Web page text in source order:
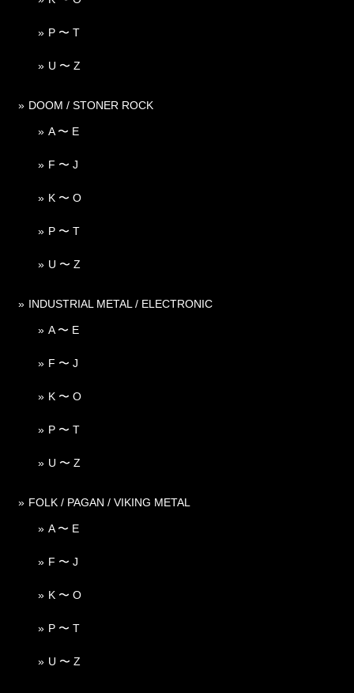
P 〜 T
U 〜 Z
DOOM / STONER ROCK
A 〜 E
F 〜 J
K 〜 O
P 〜 T
U 〜 Z
INDUSTRIAL METAL / ELECTRONIC
A 〜 E
F 〜 J
K 〜 O
P 〜 T
U 〜 Z
FOLK / PAGAN / VIKING METAL
A 〜 E
F 〜 J
K 〜 O
P 〜 T
U 〜 Z